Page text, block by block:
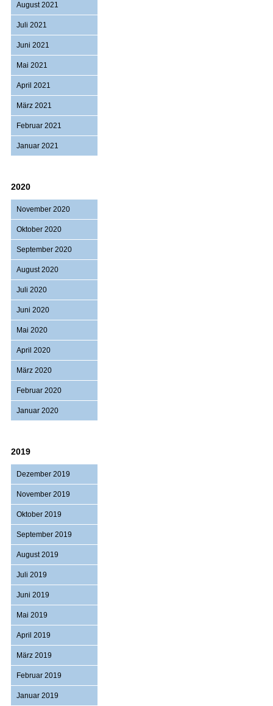
August 2021
Juli 2021
Juni 2021
Mai 2021
April 2021
März 2021
Februar 2021
Januar 2021
2020
November 2020
Oktober 2020
September 2020
August 2020
Juli 2020
Juni 2020
Mai 2020
April 2020
März 2020
Februar 2020
Januar 2020
2019
Dezember 2019
November 2019
Oktober 2019
September 2019
August 2019
Juli 2019
Juni 2019
Mai 2019
April 2019
März 2019
Februar 2019
Januar 2019